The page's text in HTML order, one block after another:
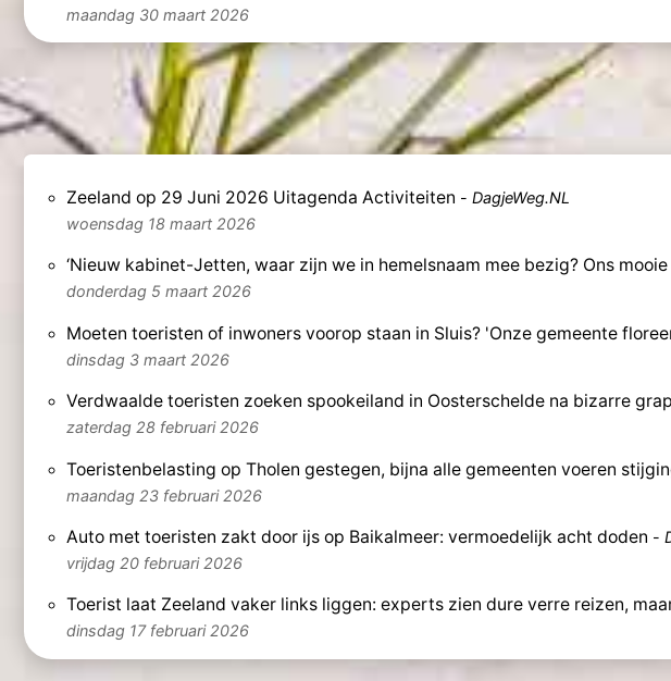
maandag 30 maart 2026
Zeeland op 29 Juni 2026 Uitagenda Activiteiten - DagjeWeg.NL
woensdag 18 maart 2026
‘Nieuw kabinet-Jetten, waar zijn we in hemelsnaam mee bezig? Ons mooie
donderdag 5 maart 2026
Moeten toeristen of inwoners voorop staan in Sluis? 'Onze gemeente
dinsdag 3 maart 2026
Verdwaalde toeristen zoeken spookeiland in Oosterschelde na bizarre
zaterdag 28 februari 2026
Toeristenbelasting op Tholen gestegen, bijna alle gemeenten voeren
maandag 23 februari 2026
Auto met toeristen zakt door ijs op Baikalmeer: vermoedelijk acht doden -
vrijdag 20 februari 2026
Toerist laat Zeeland vaker links liggen: experts zien dure verre reizen,
dinsdag 17 februari 2026